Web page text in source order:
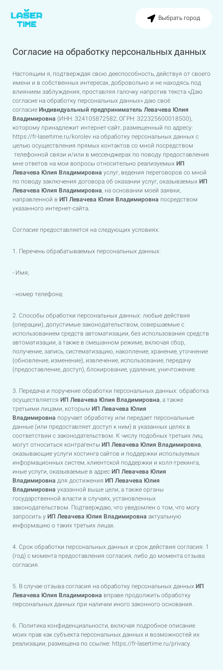
Выбрать город
Согласие на обработку персональных данных
Настоящим я, подтверждая свою дееспособность, действуя от своего
имени и в собственных интересах, добровольно и не находясь под
влиянием заблуждения, проставляя галочку напротив текста «Даю
согласие на обработку персональных данных» даю своё
согласие Индивидуальный предприниматель Левачева Юлия
Владимировна (ИНН: 324105872582; ОГРН: 322325600018500),
которому принадлежит интернет-сайт, размещенный по адресу:
https://fr-lasertime.ru/korolev на обработку персональных данных с
целью осуществления прямых контактов со мной посредством
телефонной связи и/или в мессенджерах по поводу предоставления
мне ответов на мои вопросы относительно реализуемых ИП
Левачева Юлия Владимировна услуг, ведения переговоров со мной
по поводу заключения договора об оказании услуг, оказываемых ИП
Левачева Юлия Владимировна, на основании моей заявки,
направленной в ИП Левачева Юлия Владимировна посредством
указанного интернет-сайта.
Согласие предоставляется на следующих условиях:
1. Перечень обрабатываемых персональных данных:
- Имя;
- номер телефона;
2. Способы обработки персональных данных: любые действия
(операции), допустимые законодательством, совершаемые с
использованием средств автоматизации, без использования средств
автоматизации, а также в смешанном режиме, включая сбор,
получение, запись, систематизацию, накопление, хранение, уточнение
(обновление, изменение), извлечение, использование, передачу
(предоставление, доступ), блокирование, удаление, уничтожение.
3. Передача и поручение обработки персональных данных: обработка
осуществляется ИП Левачева Юлия Владимировна, а также
третьими лицами, которым ИП Левачева Юлия
Владимировна поручает обработку или передает персональные
данные (или предоставляет доступ к ним) в указанных целях в
соответствии с законодательством. К числу подобных третьих лиц
могут относиться контрагенты ИП Левачева Юлия Владимировна,
оказывающие услуги хостинга сайтов и поддержки используемых
информационных систем, клиентской поддержки и колл-трекинга,
иные услуги, оказываемые в адрес ИП Левачева Юлия
Владимировна для достижения ИП Левачева Юлия
Владимировна указанной выше цели, а также органы
государственной власти в случаях, установленных
законодательством. Подтверждаю, что уведомлен о том, что могу
запросить у ИП Левачева Юлия Владимировна актуальную
информацию о таких третьих лицах.
4. Срок обработки персональных данных и срок действия согласия: 1
(год) с момента предоставления согласия, либо до момента отзыва
согласия.
5. В случае отзыва согласия на обработку персональных данных ИП
Левачева Юлия Владимировна вправе продолжить обработку
персональных данных при наличии иного законного основания.
6. Политика конфиденциальности, включая подробное описание
моих прав как субъекта персональных данных и возможностей их
реализации, размещена по ссылке: https://fr-lasertime.ru/privacy.